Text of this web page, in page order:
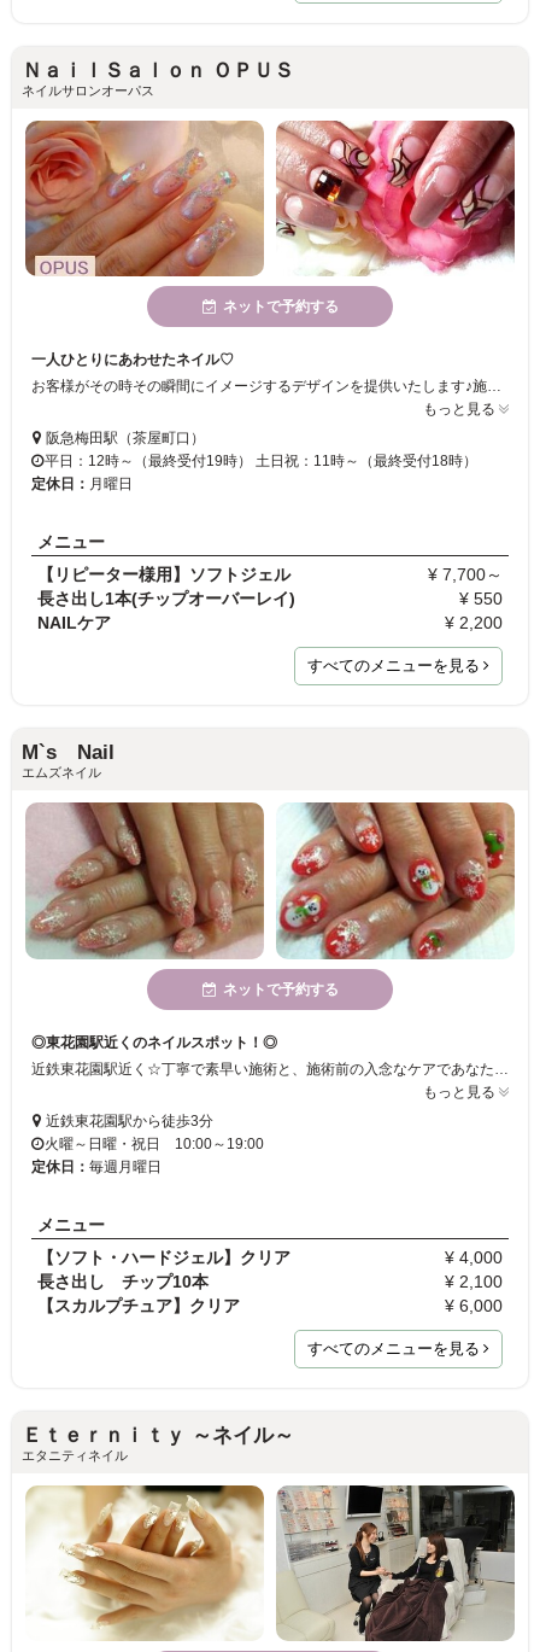
ＮａｉｌＳａｌｏｎ ＯＰＵＳ
ネイルサロンオーパス
ネットで予約する
一人ひとりにあわせたネイル♡
お客様がその時その瞬間にイメージするデザインを提供いたします♪施術が終わった後、幸せな気分になって頂ければ幸いです♡皆様にとって、【OPUS】がライフワークに一部や安らぎの空間になれればと思っております☆ミ
もっと見る
阪急梅田駅（茶屋町口）
平日：12時～（最終受付19時） 土日祝：11時～（最終受付18時）
定休日： 月曜日
メニュー
【リピーター様用】ソフトジェル
¥ 7,700～
長さ出し1本(チップオーバーレイ)
¥ 550
NAILケア
¥ 2,200
すべてのメニューを見る
M`s Nail
エムズネイル
ネットで予約する
◎東花園駅近くのネイルスポット！◎
もっと見る
近鉄東花園駅から徒歩3分
火曜～日曜・祝日 10:00～19:00
定休日： 毎週月曜日
メニュー
【ソフト・ハードジェル】クリア
¥ 4,000
長さ出し チップ10本
¥ 2,100
【スカルプチュア】クリア
¥ 6,000
すべてのメニューを見る
Ｅｔｅｒｎｉｔｙ ～ネイル～
エタニティネイル